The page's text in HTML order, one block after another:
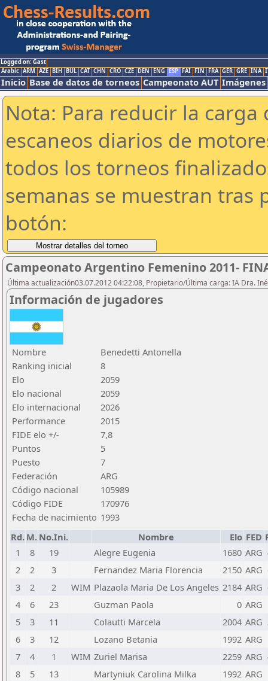
Logged on: Gast
Arabic ARM AZE BIH BUL CAT CHN CRO CZE DEN ENG ESP FAI FIN FRA GER GRE INA
Inicio Base de datos de torneos Campeonato AUT Imágenes
Nota: Para reducir la
escaneos diarios de
todos los torneos
semanas se muestran tras
botón:
Campeonato Argentino Femenino 2011-
Última actualización03.07.2012 04:22:08, Propietario/Última carga: IA Dra.
Información de jugadores
Nombre
Benedetti Antonella
Ranking inicial
8
Elo
2059
Elo nacional
2059
Elo internacional
2026
Performance
2015
FIDE elo +/-
7,8
Puntos
5
Puesto
7
Federación
ARG
Código nacional
105989
Código FIDE
170976
Fecha de nacimiento 1993
Rd. M. No.Ini. Nombre Elo FED
1
8 19 Alegre Eugenia 1680 ARG
2
2 3 Fernandez Maria Florencia 2150 ARG
3
2 2 WIM Plazaola Maria De Los Angeles 2184 ARG
4
6 23 Guzman Paola 0 ARG
5
3 11 Colautti Marcela 2004 ARG
6
3 12 Lozano Betania 1992 ARG
7
4 1 WIM Zuriel Marisa 2259 ARG
8
5 13 Martyniuk Carolina Milka 1992 ARG